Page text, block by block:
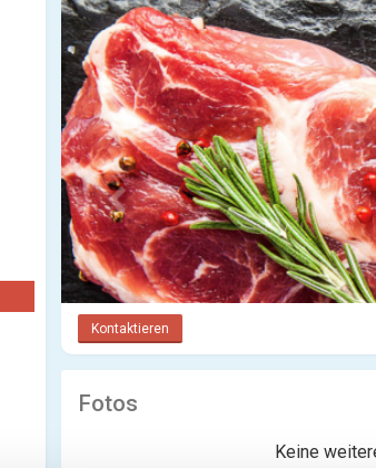
Kontaktieren
Fotos
Keine